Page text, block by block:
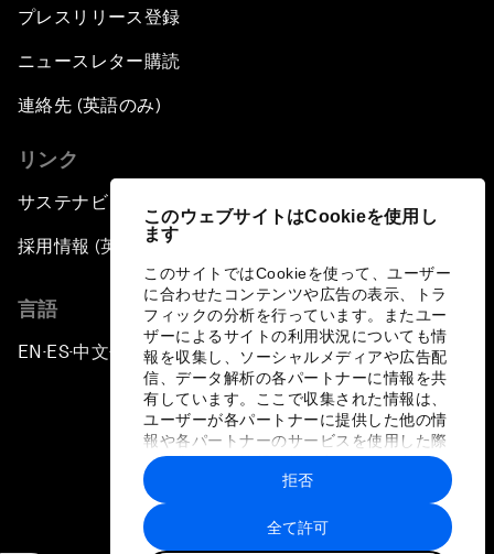
このウェブサイトはCookieを使用し
ます
このサイトではCookieを使って、ユーザー
に合わせたコンテンツや広告の表示、トラ
フィックの分析を行っています。またユー
ザーによるサイトの利用状況についても情
報を収集し、ソーシャルメディアや広告配
信、データ解析の各パートナーに情報を共
有しています。ここで収集された情報は、
ユーザーが各パートナーに提供した他の情
報や各パートナーのサービスを使用した際
に収集された情報と組み合わされ、各パー
トナーによって使用されることがありま
す。
全て許可
拒否
プレスリリース登録
ニュースレター購読
連絡先 (英語のみ)
リンク
サステナビリティへの取り組み
採用情報 (英語のみ)
言語
EN ▪ES▪中文▪ 日本語
プライバシーポリシーと利用規約
サイトマップ